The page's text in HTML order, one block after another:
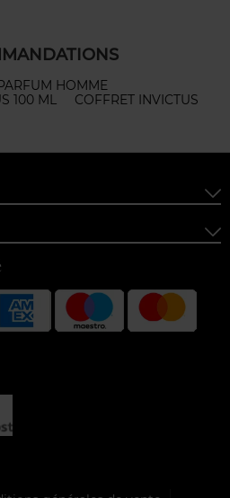
HOMME
100 ML
COFFRET INVICTUS